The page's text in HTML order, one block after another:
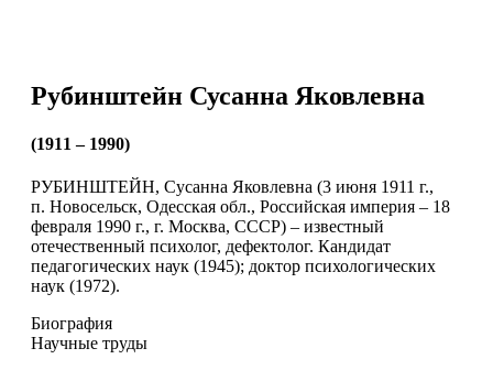
Рубинштейн Сусанна Яковлевна
(1911 – 1990)
РУБИНШТЕЙН, Сусанна Яковлевна (3 июня 1911 г.,
п. Новосельск, Одесская обл., Российская империя – 18
февраля 1990 г., г. Москва, СССР) – известный
отечественный психолог, дефектолог. Кандидат
педагогических наук (1945); доктор психологических
наук (1972).
Биография
Научные труды